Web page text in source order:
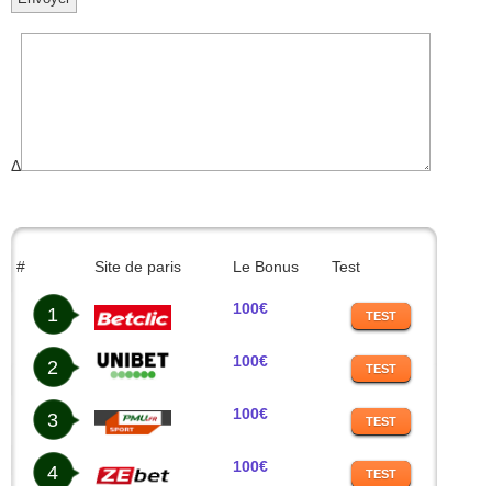
Δ
# Site de paris Le Bonus Test
1 100€ TEST
2 100€ TEST
3 100€ TEST
4 100€ TEST